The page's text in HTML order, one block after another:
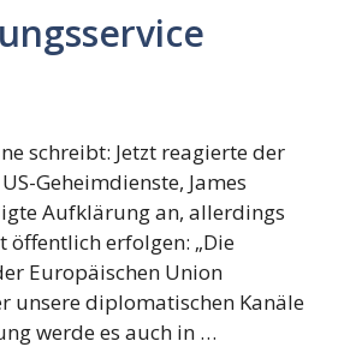
schreibt: Jetzt reagierte der
Geheimdienste, James
Aufklärung an, allerdings
öffentlich erfolgen: „Die
Europäischen Union
unsere diplomatischen Kanäle
werde es auch in …